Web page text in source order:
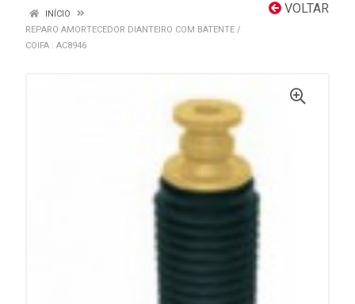
VOLTAR
INÍCIO
REPARO AMORTECEDOR DIANTEIRO COM BATENTE /
COIFA : AC8946